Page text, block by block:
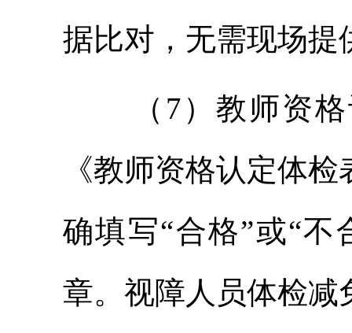
据比对，无需现场提
（7）教师资
《教师资格认定体
确填写“合格”或“不
章。视障人员体检减